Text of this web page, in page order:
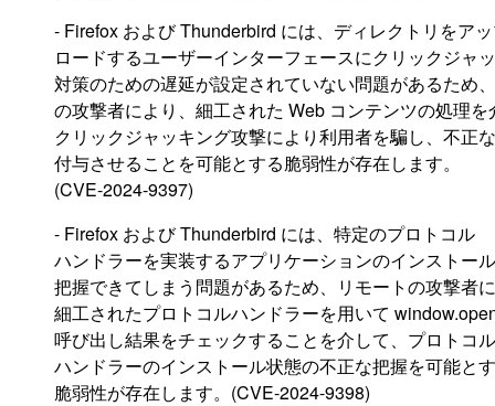
- Firefox および Thunderbird には、ディレクトリをア
ロードするユーザーインターフェースにクリックジャ
対策のための遅延が設定されていない問題があるため
の攻撃者により、細工された Web コンテンツの処理を
クリックジャッキング攻撃により利用者を騙し、不正
付与させることを可能とする脆弱性が存在します。
(CVE-2024-9397)
- Firefox および Thunderbird には、特定のプロトコル
ハンドラーを実装するアプリケーションのインストー
把握できてしまう問題があるため、リモートの攻撃者
細工されたプロトコルハンドラーを用いて
呼び出し結果をチェックすることを介して、プロトコル
ハンドラーのインストール状態の不正な把握を可能と
脆弱性が存在します。(CVE-2024-9398)